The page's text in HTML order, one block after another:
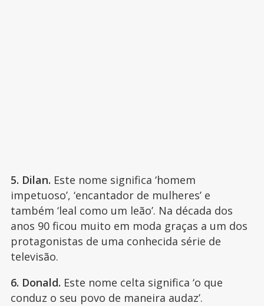
5. Dilan. Este nome significa ‘homem
impetuoso’, ‘encantador de mulheres’ e
também ‘leal como um leão’. Na década dos
anos 90 ficou muito em moda graças a um dos
protagonistas de uma conhecida série de
televisão.
6. Donald. Este nome celta significa ‘o que
conduz o seu povo de maneira audaz’.